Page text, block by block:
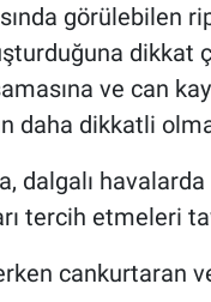
görülebilen
dikkat
ve can
daha dikkatli
dalgalı
tercih etmeleri
cankurtaran